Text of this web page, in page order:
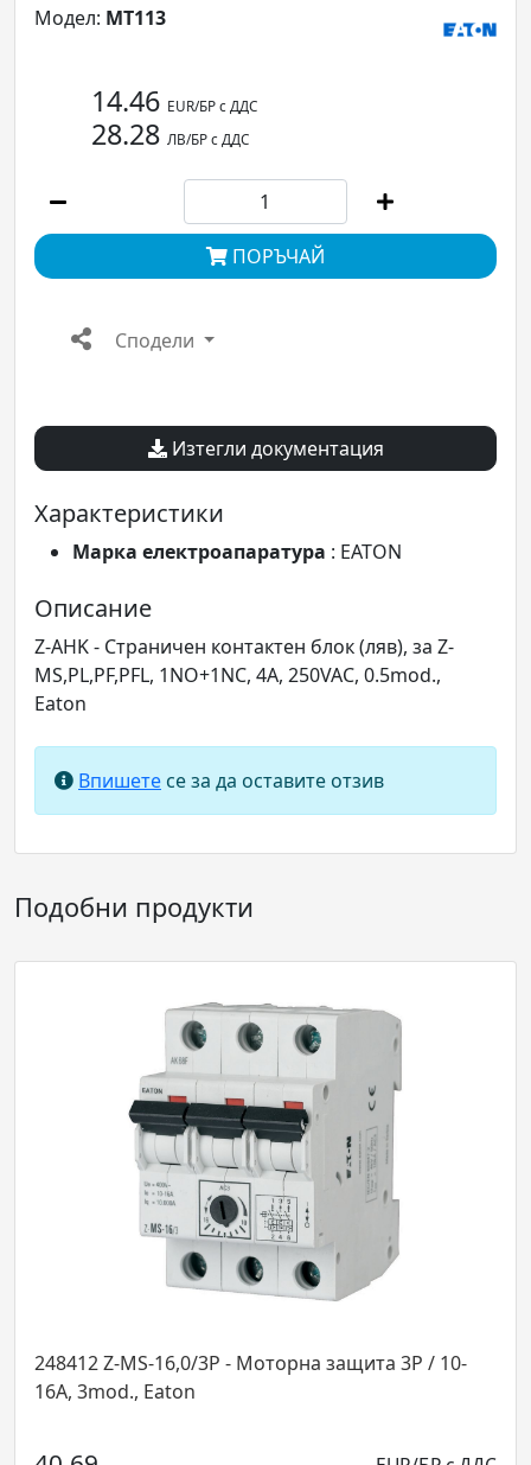
Модел: МТ113
14.46 EUR/БР с ДДС
28.28 ЛВ/БР с ДДС
ПОРЪЧАЙ
Сподели
Изтегли документация
Характеристики
Марка електроапаратура : EATON
Описание
Z-AHK - Страничен контактен блок (ляв), за Z-
MS,PL,PF,PFL, 1NO+1NC, 4A, 250VAC, 0.5mod.,
Eaton
Впишете се за да оставите отзив
Подобни продукти
16,0/3Р - Моторна защита 3P / 10-
Eaton
248397